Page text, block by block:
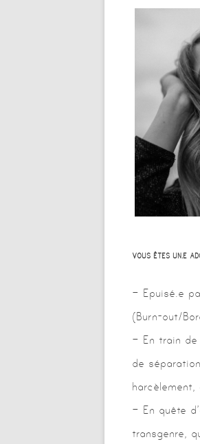
VOUS ÊTES UN.E
– Epuisé.e
(Burn-out/
– En train
de
– En quête
transgenre,